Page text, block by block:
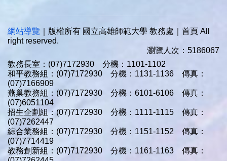
網站導覽 ｜版權所有 國立高雄師範大學 教務處｜首頁 All
right reserved.
瀏覽人次：5186067
教務長室：(07)7172930 分機：1101-1102
和平教務組：(07)7172930 分機：1131-1136 傳真：
(07)7166909
燕巢教務組：(07)7172930 分機：6101-6106 傳真：
(07)6051104
招生企劃組：(07)7172930 分機：1111-1115 傳真：
(07)7262447
綜合業務組：(07)7172930 分機：1151-1152 傳真：
(07)7714419
教務創新組：(07)7172930 分機：1161-1163 傳真：